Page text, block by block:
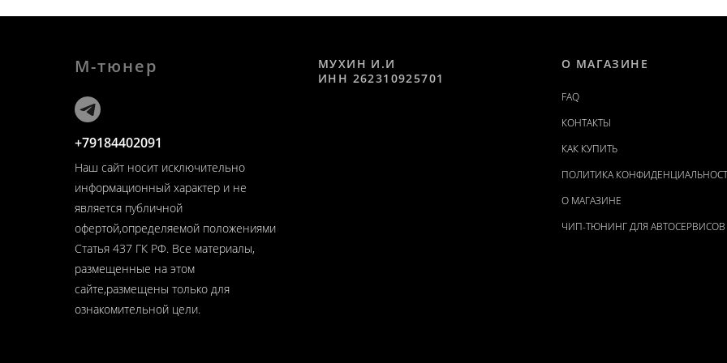
М-тюнер
+79184402091
Наш сайт носит исключительно
информационный характер и не
является публичной
офертой,определяемой положениями
Статья 437 ГК РФ. Все материалы,
размещенные на этом
сайте,размещены только для
ознакомительной цели.
МУХИН И.И
ИНН 262310925701
О МАГАЗИНЕ
FAQ
КОНТАКТЫ
КАК КУПИТЬ
ПОЛИТИКА
О МАГАЗИНЕ
ЧИП-ТЮНИНГ ДЛЯ АВТОСЕРВИСОВ